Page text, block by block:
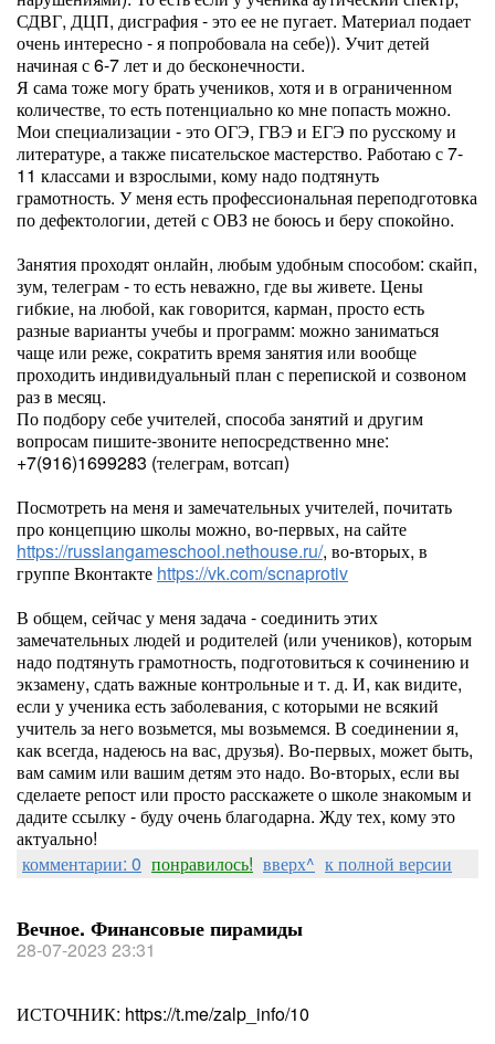
СДВГ, ДЦП, дисграфия - это ее не пугает. Материал подает
очень интересно - я попробовала на себе)). Учит детей
начиная с 6-7 лет и до бесконечности.
Я сама тоже могу брать учеников, хотя и в ограниченном
количестве, то есть потенциально ко мне попасть можно.
Мои специализации - это ОГЭ, ГВЭ и ЕГЭ по русскому и
литературе, а также писательское мастерство. Работаю с 7-
11 классами и взрослыми, кому надо подтянуть
грамотность. У меня есть профессиональная переподготовка
по дефектологии, детей с ОВЗ не боюсь и беру спокойно.
Занятия проходят онлайн, любым удобным способом: скайп,
зум, телеграм - то есть неважно, где вы живете. Цены
гибкие, на любой, как говорится, карман, просто есть
разные варианты учебы и программ: можно заниматься
чаще или реже, сократить время занятия или вообще
проходить индивидуальный план с перепиской и созвоном
раз в месяц.
По подбору себе учителей, способа занятий и другим
вопросам пишите-звоните непосредственно мне:
+7(916)1699283 (телеграм, вотсап)
Посмотреть на меня и замечательных учителей, почитать
про концепцию школы можно, во-первых, на сайте
https://russiangameschool.nethouse.ru/, во-вторых, в
группе Вконтакте https://vk.com/scnaprotiv
В общем, сейчас у меня задача - соединить этих
замечательных людей и родителей (или учеников), которым
надо подтянуть грамотность, подготовиться к сочинению и
экзамену, сдать важные контрольные и т. д. И, как видите,
если у ученика есть заболевания, с которыми не всякий
учитель за него возьмется, мы возьмемся. В соединении я,
как всегда, надеюсь на вас, друзья). Во-первых, может быть,
вам самим или вашим детям это надо. Во-вторых, если вы
сделаете репост или просто расскажете о школе знакомым и
дадите ссылку - буду очень благодарна. Жду тех, кому это
актуально!
комментарии: 0 понравилось! вверх^ к полной версии
Вечное. Финансовые пирамиды
28-07-2023 23:31
ИСТОЧНИК: https://t.me/zalp_info/10